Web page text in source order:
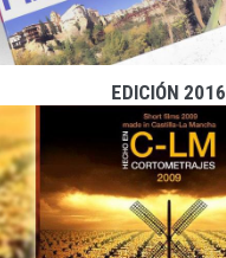
EDICIÓN 2016